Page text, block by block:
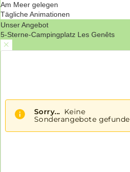
Am Meer gelegen
Tägliche Animationen
Unser Angebot
5-Sterne-Campingplatz Les Genêts